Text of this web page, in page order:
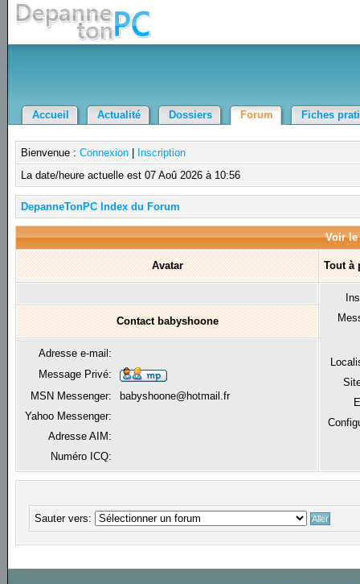
Accueil Actualité Dossiers Forum Fiches
Bienvenue :Connexion
Inscription
La date/heure actuelle est 07 Aoû 2026 à 10:56
DepanneTonPC Index du Forum
Voir
Avatar Tout à
Contact babyshoone
Adresse e-mail:
Message Privé:
MSN Messenger:
babyshoone@hotmail.fr
Yahoo Messenger:
Adresse AIM:
Numéro ICQ:
Sauter vers: